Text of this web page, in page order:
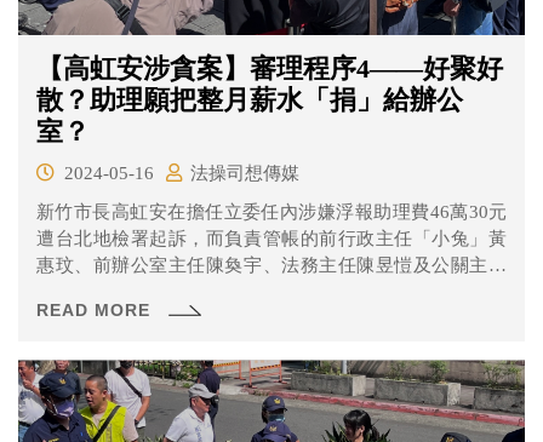
【高虹安涉貪案】審理程序4——好聚好
散？助理願把整月薪水「捐」給辦公
室？
2024-05-16
法操司想傳媒
新竹市長高虹安在擔任立委任內涉嫌浮報助理費46萬30元
遭台北地檢署起訴，而負責管帳的前行政主任「小兔」黃
惠玟、前辦公室主任陳奐宇、法務主任陳昱愷及公關主任
庭，詰問的證人包含前高辦助理「Z9」吳達偉、私聘助理
同被告王郁文。
READ MORE